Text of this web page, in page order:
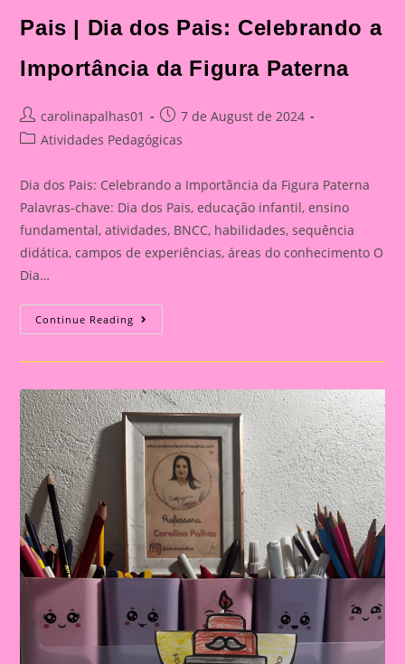
Pais | Dia dos Pais: Celebrando a
Importância da Figura Paterna
Post
author:
carolinapalhas01
Post
published:
7 de August de 2024
PostAtividades Pedagógicas
Dia dos Pais: Celebrando a Importância da Figura Paterna
Palavras-chave: Dia dos Pais, educação infantil, ensino
fundamental, atividades, BNCC, habilidades, sequência
didática, campos de experiências, áreas do conhecimento O
Dia…
Continue Reading Cartão
Lembrança
O
Pais
|
Dia
Dos
Pais:
Celebrando
Importância
Da
Figura
Paterna